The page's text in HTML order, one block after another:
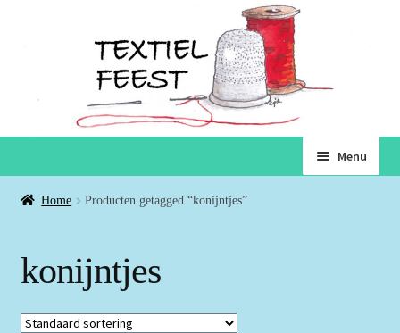
naar
de
Menu
Home
Winkelmand
Home Producten getagged “konijntjes”
konijntjes